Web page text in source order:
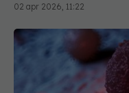
02 apr 2026, 11:22